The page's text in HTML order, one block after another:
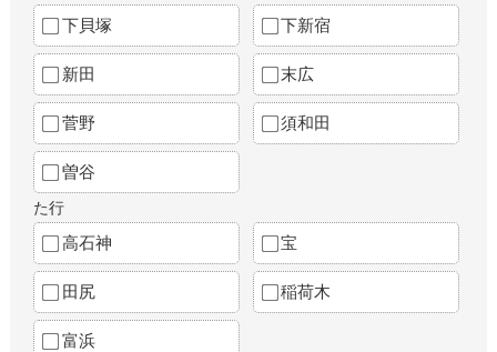
下貝塚 下新宿
新田 末広
菅野 須和田
曽谷
た行
高石神 宝
田尻 稲荷木
富浜